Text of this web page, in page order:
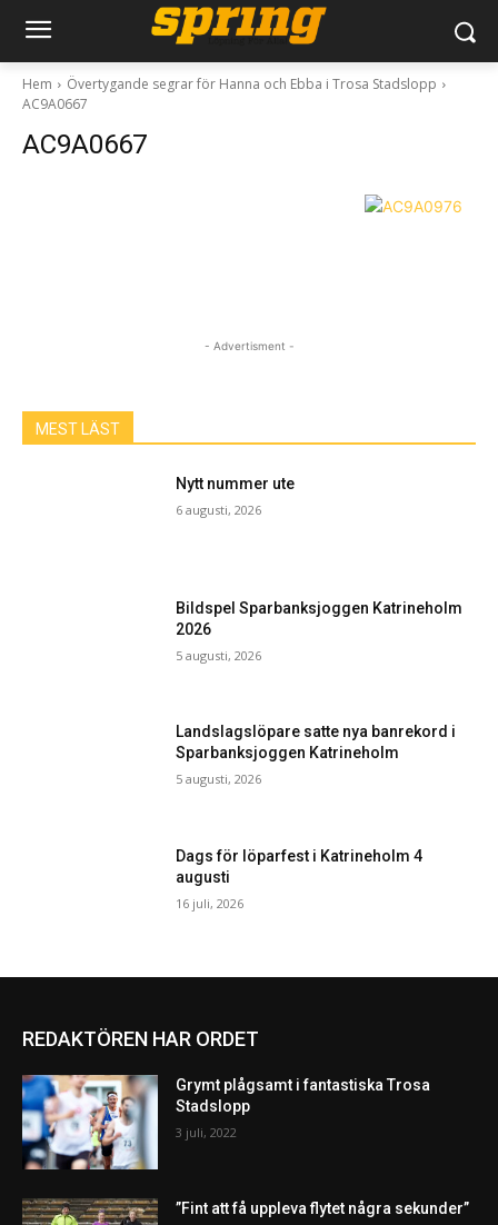
Hem
Övertygande segrar för Hanna och Ebba i Trosa Stadslopp
AC9A0667
AC9A0667
- Advertisment -
MEST LÄST
Nytt nummer ute
6 augusti, 2026
Bildspel Sparbanksjoggen Katrineholm
2026
5 augusti, 2026
Landslagslöpare satte nya banrekord i
Sparbanksjoggen Katrineholm
5 augusti, 2026
Dags för löparfest i Katrineholm 4
augusti
16 juli, 2026
REDAKTÖREN HAR ORDET
Grymt plågsamt i fantastiska Trosa
Stadslopp
3 juli, 2022
”Fint att få uppleva flytet några sekunder”